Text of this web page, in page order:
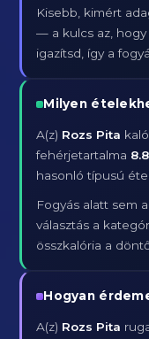
Kisebb, kimért
— a kulcs az,
igazítsd, így a
Milyen
A(z) Rozs Pita
fehérjetartalma
hasonló típusú
Fogyás alatt sem
választás a
összkalória a
Hogyan
A(z) Rozs Pita